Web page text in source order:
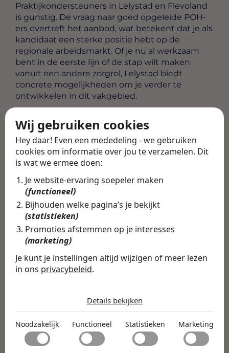
Wij gebruiken cookies
Hey daar! Even een mededeling - we gebruiken
cookies om informatie over jou te verzamelen. Dit
is wat we ermee doen:
Je website-ervaring soepeler maken
(functioneel)
Bijhouden welke pagina’s je bekijkt
(statistieken)
Promoties afstemmen op je interesses
(marketing)
Je kunt je instellingen altijd wijzigen of meer lezen
in ons privacybeleid.
Noodzakelijk
Noodzakelijke cookies helpen een website bruikbaar te
maken door basisfuncties zoals paginanavigatie en
toegang tot beveiligde delen van de website mogelijk te
Functioneel
Details bekijken
Noodzakelijk Functioneel Statistieken Marketing
Praktijkondersteuners in Lelystad en Flevoland
is gunstig. De vraag naar goed opgeleide POH-
ers overtreft het aanbod, wat betekent dat je als
kandidaat een sterke positie hebt op de
regionale arbeidsmarkt. Of je nu al werkzaam
bent in de eerste lijn of de stap wilt maken
vanuit een andere zorgrol, Lelystad biedt
concrete mogelijkheden om je verder te
ontwikkelen in dit vakgebied.
Alle vacatures ·Career tips
Terug
Deel deze vacature
Vind de volledige
vacature in de
Swipe4Work app
In de Swipe4Work-app vind je
niet alleen deze vacature, maar
op basis van jouw skills,
ambities en voorkeuren.
Direct matchen & solliciteren